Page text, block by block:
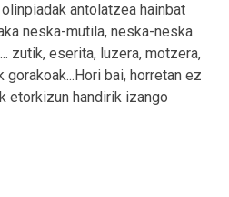
antolatzea hainbat
neska-mutila, neska-neska
zutik, eserita, luzera, motzera,
gorakoak...Hori bai, horretan ez
etorkizun handirik izango